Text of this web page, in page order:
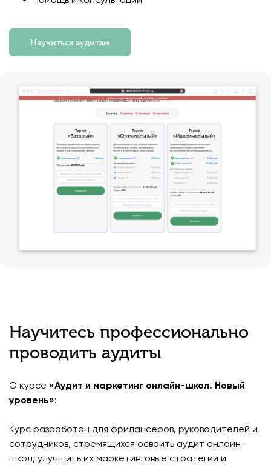
Научиться аудитам
Научитесь профессионально
проводить аудиты
О курсе «Аудит и маркетинг онлайн-школ. Новый
уровень»:
Курс разработан для фрилансеров, руководителей и
сотрудников, стремящихся освоить аудит онлайн-
школ, улучшить их маркетинговые стратегии и